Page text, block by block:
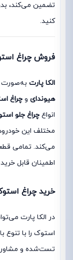
تضمین می‌کند،
کنید.
فروش چراغ
الکا پارت
هیوندای و چراغ
انواع چراغ جلو
مختلف این
می‌کند. تمامی
اطمینان قابل
خرید چراغ
در الکا پارت
استوک را با تنوع
تست‌شده و